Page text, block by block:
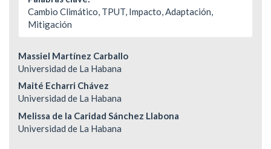
Cambio Climático, TPUT, Impacto, Adaptación,
Mitigación
Contenido
principal
del
artículo
Massiel Martínez Carballo
Universidad de La Habana
Maité Echarri Chávez
Universidad de La Habana
Melissa de la Caridad Sánchez Llabona
Universidad de La Habana